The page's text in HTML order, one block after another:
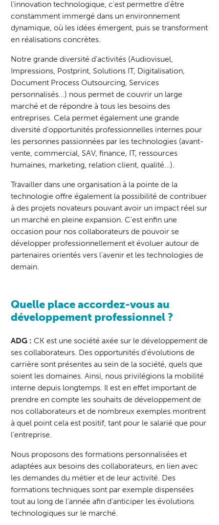
l’innovation technologique, c'est permettre d'être
constamment immergé dans un environnement
dynamique, où les idées émergent, puis se transforment
en réalisations concrètes.
Notre grande diversité d’activités (Audiovisuel,
Impressions, Postprint, Solutions IT, Digitalisation,
Document Process Outsourcing, Services
personnalisés...) nous permet de couvrir un large
marché et de répondre à tous les besoins des
entreprises. Cela permet également une grande
diversité d'opportunités professionnelles internes pour
les personnes passionnées par les technologies (avant-
vente, commercial, SAV, finance, IT, ressources
humaines, marketing, relation client, qualité...).
Travailler dans une organisation à la pointe de la
technologie offre également la possibilité de contribuer
à des projets novateurs pouvant avoir un impact réel sur
un marché en pleine expansion. C'est enfin une
occasion pour nos collaborateurs de pouvoir se
développer professionnellement et évoluer autour de
partenaires orientés vers l'avenir et les technologies de
demain.
Quelle place accordez-vous au
développement professionnel ?
ADG : CK est une société axée sur le développement de
ses collaborateurs. Des opportunités d’évolutions de
carrière sont présentes au sein de la société, quels que
soient les domaines. Ainsi, nous privilégions la mobilité
interne depuis longtemps. Il est en effet important de
prendre en compte les souhaits de développement de
nos collaborateurs et de nombreux exemples montrent
à quel point cela est positif, tant pour le salarié que pour
l’entreprise.
Nous proposons des formations personnalisées et
adaptées aux besoins des collaborateurs, en lien avec
les demandes du métier et de leur activité. Des
formations techniques sont par exemple dispensées
tout au long de l’année afin d’anticiper les évolutions
technologiques sur le marché.